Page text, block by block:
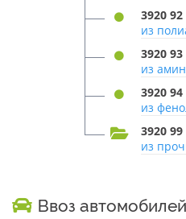
3920 92
из
3920 93
из
3920 94
из
3920 99
из
Ввоз